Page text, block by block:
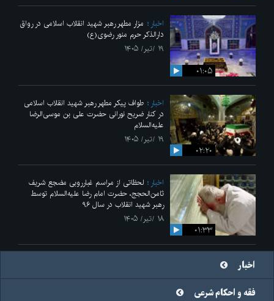
۰۱:۰۵
اخبار
مزار مطهر رهبر شهید انقلاب اسلامی در رواق
دارالذکر حرم منور رضوی(ع)
۱۹ /تیر/ ۱۴۰۵
۰۲:۲۰
اخبار
طواف پیکر مطهر رهبر شهید انقلاب اسلامی
در کنار ضریح نورانی حضرت علی‌ بن موسی‌الرضا
علیه‌السلام
۱۹ /تیر/ ۱۴۰۵
۰۱:۳۳
اخبار
لحظاتی از مراسم غبارروبی مضجع شریف
ثامن‌الحجج، حضرت امام رضا علیه‌السلام توسط
رهبر شهید انقلاب در سال ۹۶
۱۸ /تیر/ ۱۴۰۵
اخبار
فقه و احکام شرعی